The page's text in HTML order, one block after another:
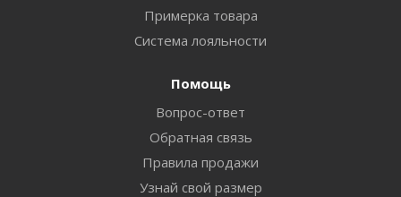
Примерка товара
Система лояльности
Помощь
Вопрос-ответ
Обратная связь
Правила продажи
Узнай свой размер